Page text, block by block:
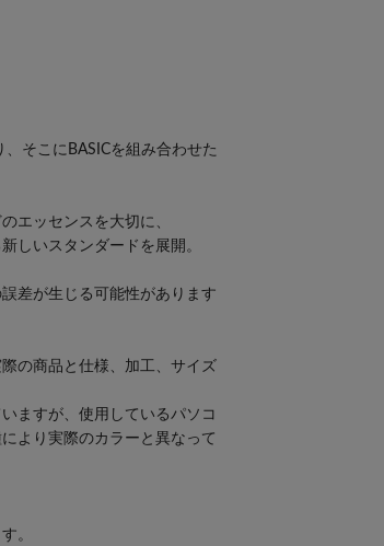
そこにBASICを組み合わせた
エッセンスを大切に、
しいスタンダードを展開。
差が生じる可能性があります
の商品と仕様、加工、サイズ
ますが、使用しているパソコ
より実際のカラーと異なって
。